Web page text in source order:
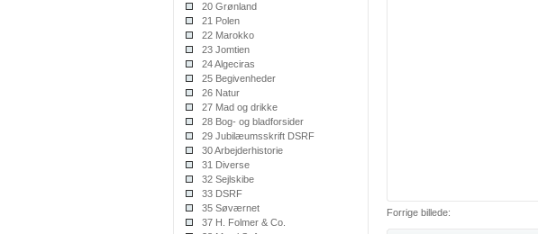
20 Grønland
21 Polen
22 Marokko
23 Jomtien
24 Algeciras
25 Begivenheder
26 Natur
27 Mad og drikke
28 Bog- og bladforsider
29 Jubilæumsskrift DSRF
30 Arbejderhistorie
31 Diverse
32 Sejlskibe
33 DSRF
35 Søværnet
37 H. Folmer & Co.
Forrige billede: